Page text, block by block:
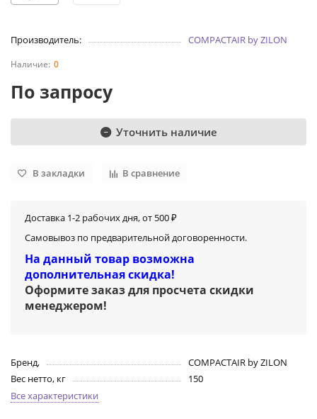
Производитель: COMPACTAIR by ZILON
0
По запросу
Уточнить наличие
В закладки В сравнение
Доставка 1-2 рабочих дня, от 500 ₽
Самовывоз по предварительной договоренности.
На данный товар возможна
дополнительная скидка!
Оформите заказ для просчета скидки
менеджером!
Бренд,
COMPACTAIR by ZILON
Вес нетто, кг
150
Все характеристики